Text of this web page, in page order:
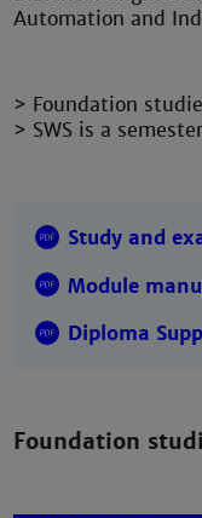
Automation and
> Foundation
> SWS is a
Study and
Module
Diploma
Foundation